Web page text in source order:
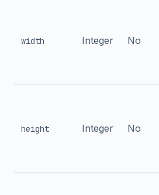
width Integer No
height Integer No